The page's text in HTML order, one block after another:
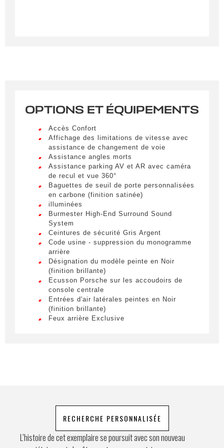
Prénom
E-mail *
Téléphone
Demande spéciale
Envoyer
LIVRAISON PARTOUT EN
FRANCE
Lorem ipsum dolor sit amet, consectetur
adipiscing elit. Ut a elit sed nisl pulvinar
egestas a vel nibh. Sed aliquam varius
feugiat. Suspendisse finibus nec nibh eget
ultricies. Mauris et malesuada augue.
Lorem ipsum dolor sit amet, consectetur
adipiscing elit. Ut a elit sed nisl pulvinar
egestas a vel nibh. Sed aliquam varius
feugiat. Suspendisse finibus nec nibh eget
ultricies. Mauris et malesuada augue.
Lorem ipsum dolor sit amet, consectetur
adipiscing elit. Ut a elit sed nisl pulvinar
egestas a vel nibh. Sed aliquam varius
feugiat. Suspendisse finibus nec nibh eget
ultricies. Mauris et malesuada augue.
OPTIONS ET ÉQUIPEMENTS
Accès Confort
Affichage des limitations de vitesse avec
assistance de changement de voie
Assistance angles morts
Assistance parking AV et AR avec caméra
de recul et vue 360°
Baguettes de seuil de porte personnalisées
en carbone (finition satinée)
illuminées
Burmester High-End Surround Sound
System
Ceintures de sécurité Gris Argent
Code usine - suppression du monogramme
arrière
Désignation du modèle peinte en Noir
(finition brillante)
Ecusson Porsche sur les accoudoirs de
console centrale
Entrées d'air latérales peintes en Noir
(finition brillante)
Feux arrière Exclusive
Préparation pour seuils de porte illuminés
Projecteurs de porte à LED avec signature
"Porsche"
RECHERCHE PERSONNALISÉE
L’histoire de cet exemplaire se poursuit avec son nouveau